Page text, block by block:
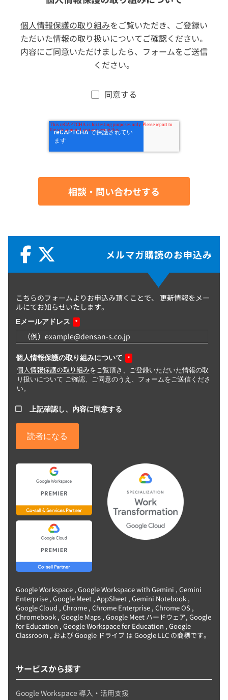
個人情報保護の取り組みをご覧いただき、ご登録い
ただいた情報の取り扱いについてご確認ください。
内容にご同意いただけましたら、フォームをご送信
ください。
同意する
メルマガ購読のお申込み
サービスから探す
Google Workspace 導入・活用支援
こちらのフォームよりお申込み頂くことで、
更新情報をメー
ルにてお知らせいたします。
Eメールアドレス *
個人情報保護の取り組みについて *
個人情報保護の取り組みをご覧頂き、ご登録いただいた情報の取
り扱いについて ご確認、ご同意のうえ、フォームをご送信くださ
い。
上記確認し、内容に同意する
Google Workspace , Google Workspace with Gemini , Gemini
Enterprise , Google Meet , AppSheet , Gemini Notebook ,
Google Cloud , Chrome , Chrome Enterprise , Chrome OS ,
Chromebook , Google Maps , Google Meet ハードウェア, Google
for Education , Google Workspace for Education , Google
Classroom , および Google ドライブ は Google LLC の商標です。